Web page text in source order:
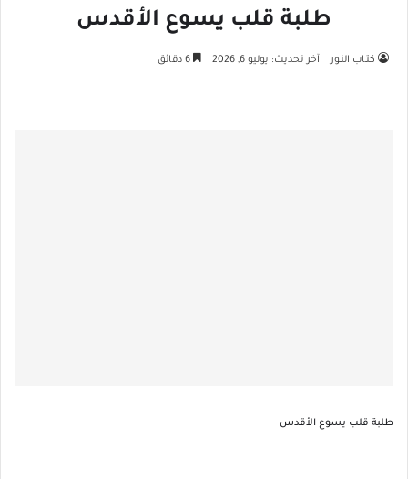
طلبة قلب يسوع الأقدس
كتـاب النـور آخر تحديث: يوليو 6, 2026
طلبة قلب يسوع الأقدس